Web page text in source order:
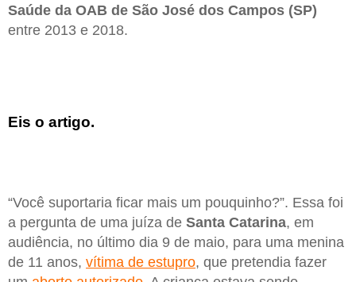
Saúde da OAB de São José dos Campos (SP)
entre 2013 e 2018.
Eis o artigo.
“Você suportaria ficar mais um pouquinho?”. Essa foi
a pergunta de uma juíza de Santa Catarina, em
audiência, no último dia 9 de maio, para uma menina
de 11 anos, vítima de estupro, que pretendia fazer